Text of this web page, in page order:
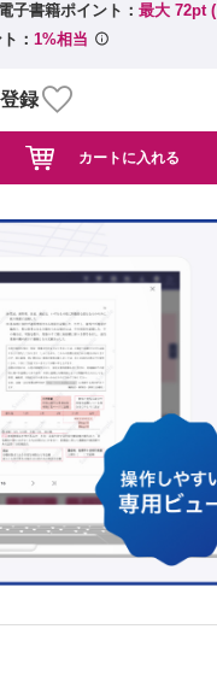
子書籍ポイント： 最大 72pt (
： 1%相当
録
カートに入れる